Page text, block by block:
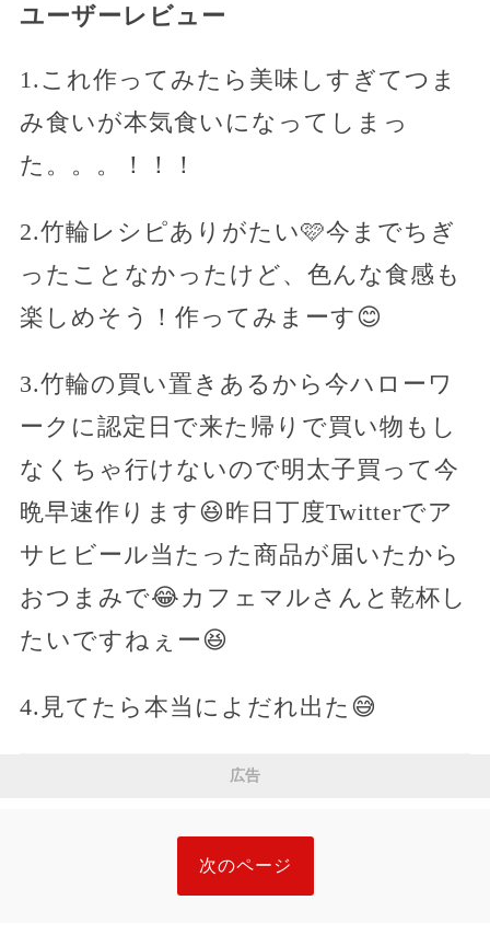
ユーザーレビュー
1.これ作ってみたら美味しすぎてつま
み食いが本気食いになってしまっ
た。。。！！！
2.竹輪レシピありがたい🩷今までちぎ
ったことなかったけど、色んな食感も
楽しめそう！作ってみまーす😊
3.竹輪の買い置きあるから今ハローワ
ークに認定日で来た帰りで買い物もし
なくちゃ行けないので明太子買って今
晩早速作ります😆昨日丁度Twitterでア
サヒビール当たった商品が届いたから
おつまみで😂カフェマルさんと乾杯し
たいですねぇー😆
4.見てたら本当によだれ出た😅
広告
次のページ